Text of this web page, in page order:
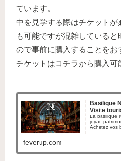
ています。
中を見学する際はチケットが
も可能ですが混雑している
ので事前に購入することをお
チケットはコチラから購入可
Basilique
Visite
La basilique
joyau
Achetez vos
feverup.com